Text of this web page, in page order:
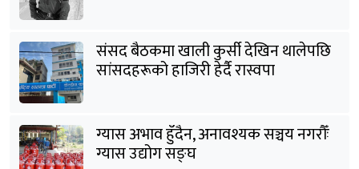
संसद बैठकमा खाली कुर्सी देखिन थालेपछि
सांसदहरूको हाजिरी हेर्दै रास्वपा
ग्यास अभाव हुँदैन, अनावश्यक सञ्चय नगरौँः
ग्यास उद्योग सङ्घ